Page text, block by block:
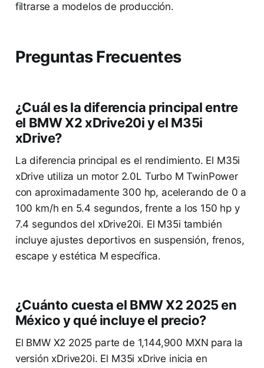
filtrarse a modelos de producción.
Preguntas Frecuentes
¿Cuál es la diferencia principal entre
el BMW X2 xDrive20i y el M35i
xDrive?
La diferencia principal es el rendimiento. El M35i
xDrive utiliza un motor 2.0L Turbo M TwinPower
con aproximadamente 300 hp, acelerando de 0 a
100 km/h en 5.4 segundos, frente a los 150 hp y
7.4 segundos del xDrive20i. El M35i también
incluye ajustes deportivos en suspensión, frenos,
escape y estética M específica.
¿Cuánto cuesta el BMW X2 2025 en
México y qué incluye el precio?
El BMW X2 2025 parte de 1,144,900 MXN para la
versión xDrive20i. El M35i xDrive inicia en